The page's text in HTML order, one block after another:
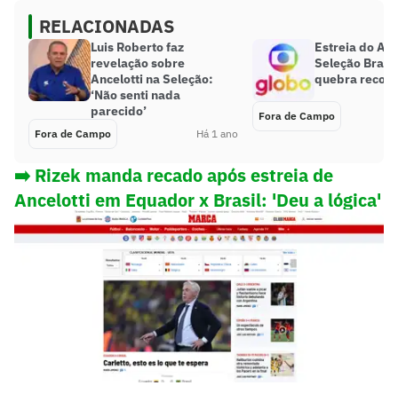
RELACIONADAS
Luis Roberto faz
revelação sobre
Ancelotti na Seleção:
‘Não senti nada
parecido’
Fora de Campo Há 1 ano
Estreia do
Seleção
quebra
Fora de Campo
➡️ Rizek manda recado após estreia de
Ancelotti em Equador x Brasil: 'Deu a lógica'
Marca